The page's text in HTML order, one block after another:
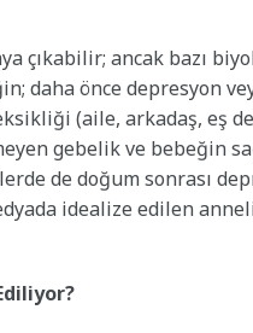
çıkabilir; ancak bazı
daha önce depresyon
(aile, arkadaş,
gebelik ve bebeğin
de doğum sonrası
idealize edilen